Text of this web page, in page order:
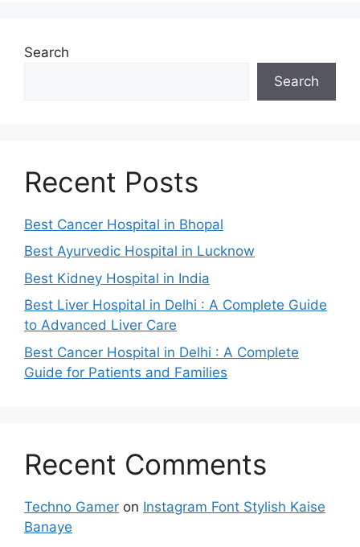
Search
Search
Recent Posts
Best Cancer Hospital in Bhopal
Best Ayurvedic Hospital in Lucknow
Best Kidney Hospital in India
Best Liver Hospital in Delhi : A Complete Guide
to Advanced Liver Care
Best Cancer Hospital in Delhi : A Complete
Guide for Patients and Families
Recent Comments
Techno Gamer on Instagram Font Stylish Kaise
Banaye